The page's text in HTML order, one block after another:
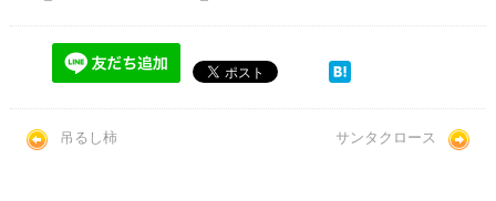
吊るし柿 サンタクロース